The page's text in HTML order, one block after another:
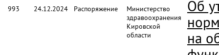
993 24.12.2024 Распоряжение
Министерство
здравоохранения
Кировской
области
Об
на